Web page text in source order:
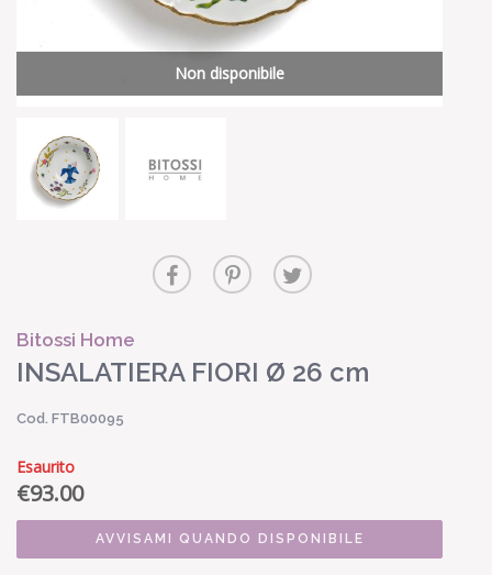
Non disponibile
Bitossi Home
INSALATIERA FIORI Ø 26 cm
Cod. FTB00095
Esaurito
€93.00
AVVISAMI QUANDO DISPONIBILE